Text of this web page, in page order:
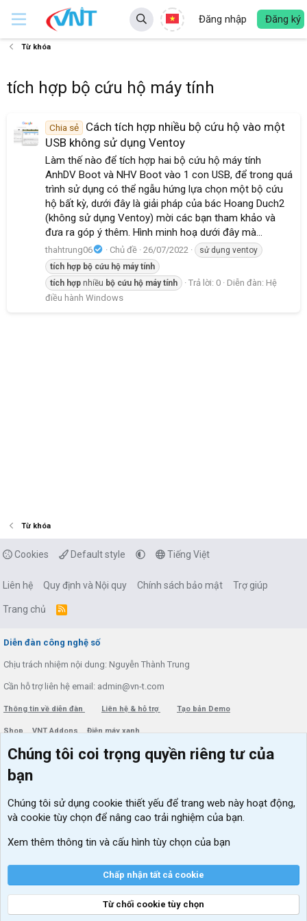
Đăng nhập Đăng ký
Từ khóa
tích hợp bộ cứu hộ máy tính
Chia sẻ
Cách tích hợp nhiều bộ cứu hộ vào một
USB không sử dụng Ventoy
Làm thế nào để tích hợp hai bộ cứu hộ máy tính
AnhDV Boot và NHV Boot vào 1 con USB, để trong quá
trình sử dụng có thể ngẫu hứng lựa chọn một bộ cứu
hộ bất kỳ, dưới đây là giải pháp của bác Hoang Duch2
(không sử dụng Ventoy) mời các bạn tham khảo và
đưa ra góp ý thêm. Hình minh hoạ dưới đây mà...
thahtrung06 Chủ đề 26/07/2022
sử dụng ventoy
tích hợp bộ cứu hộ máy tính
tích hợp nhiều bộ cứu hộ máy tính Trả lời: 0 Diễn đàn: Hệ
điều hành Windows
Từ khóa
Cookies Default style Tiếng Việt
Liên hệ Quy định và Nội quy Chính sách bảo mật Trợ giúp
Trang chủ
R
Diễn đàn công nghệ số
Chịu trách nhiệm nội dung: Nguyễn Thành Trung
Cần hỗ trợ liên hệ email: admin@vn-t.com
Thông tin về diễn đàn Liên hệ & hỗ trợ Tạo bản Demo
Shop VNT Addons Điện máy xanh
Menu thành viên
Đăng nhập
Diễn đàn
Kích hoạt Windows/ Office miễn phí
VIP add-ons Xenforo
Khuyến mãi và tài trợ
Chúng tôi coi trọng quyền riêng tư của
bạn
Chúng tôi sử dụng cookie thiết yếu để trang web này hoạt động,
và cookie tùy chọn để nâng cao trải nghiệm của bạn.
Xem thêm thông tin và cấu hình tùy chọn của bạn
Chấp nhận tất cả cookie
Từ chối cookie tùy chọn